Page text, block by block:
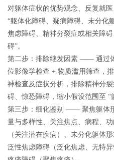
对躯体症状的优势观念、反复就
“躯体化障碍、疑病障碍、未分化
焦虑障碍、精神分裂症或相关障
碍”。
第二步：排除继发因素 —— 通过
位影像学检查 + 物质滥用筛查，
神检查及症状分析，排除精神分
碍、惊恐障碍，缩小假设范围至 “
第三步：细化鉴别 —— 聚焦躯体
量与多样性、关注焦点、病程、
（关注潜在疾病）、未分化躯体
泛性焦虑障碍（泛化焦虑、无特